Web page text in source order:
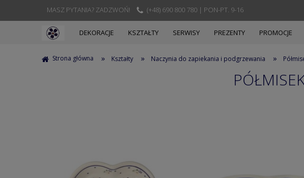
MASZ PYTANIA? ZADZWOŃ! (+48) 690 800 780 | PON-PT. 9-16
DEKORACJE KSZTAŁTY SERWISY PREZENTY PROMOCJE
Strona główna » Kształty » Naczynia do zapiekania i podgrzewania »